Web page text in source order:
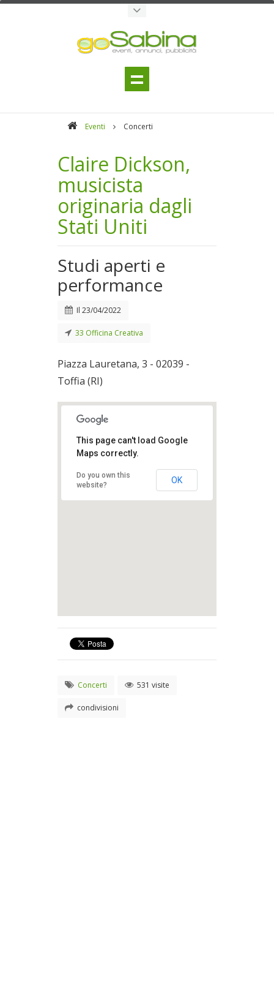
Eventi Concerti
Claire Dickson,
musicista
originaria dagli
Stati Uniti
Studi aperti e
performance
Il 23/04/2022
33 Officina Creativa
Piazza Lauretana, 3 - 02039 -
Toffia (RI)
This page can't load Google
Maps correctly.
Do you own this
website?
OK
Concerti 531 visite
condivisioni